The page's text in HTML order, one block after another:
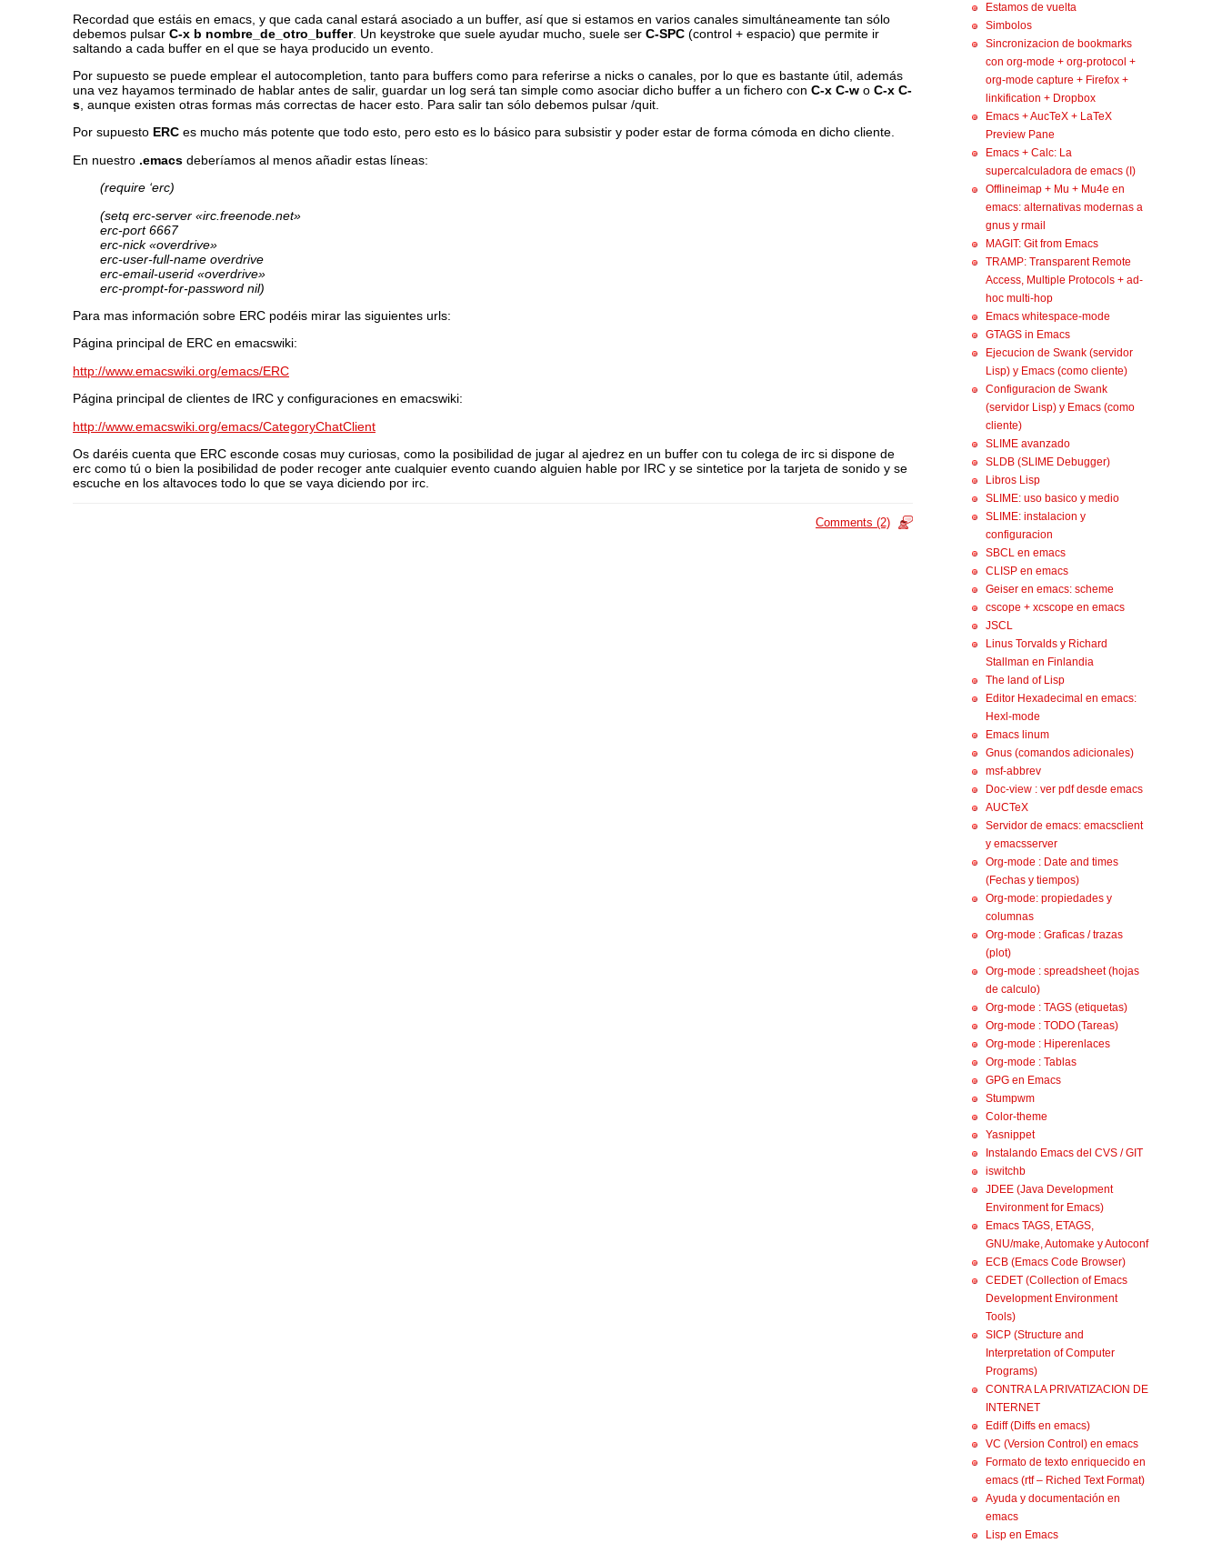
Recordad que estáis en emacs, y que cada canal estará asociado a un buffer, así que si estamos en varios canales simultáneamente tan sólo
debemos pulsar C-x b nombre_de_otro_buffer. Un keystroke que suele ayudar mucho, suele ser C-SPC (control + espacio) que permite ir
saltando a cada buffer en el que se haya producido un evento.
Por supuesto se puede emplear el autocompletion, tanto para buffers como para referirse a nicks o canales, por lo que es bastante útil, además
una vez hayamos terminado de hablar antes de salir, guardar un log será tan simple como asociar dicho buffer a un fichero con C-x C-w o C-x C-
s , aunque existen otras formas más correctas de hacer esto. Para salir tan sólo debemos pulsar /quit.
Por supuesto ERC es mucho más potente que todo esto, pero esto es lo básico para subsistir y poder estar de forma cómoda en dicho cliente.
En nuestro .emacs deberíamos al menos añadir estas líneas:
(require ‘erc)
(setq erc-server «irc.freenode.net»
erc-port 6667
erc-nick «overdrive»
erc-user-full-name overdrive
erc-email-userid «overdrive»
erc-prompt-for-password nil)
Para mas información sobre ERC podéis mirar las siguientes urls:
Página principal de ERC en emacswiki:
http://www.emacswiki.org/emacs/ERC
Página principal de clientes de IRC y configuraciones en emacswiki:
http://www.emacswiki.org/emacs/CategoryChatClient
Os daréis cuenta que ERC esconde cosas muy curiosas, como la posibilidad de jugar al ajedrez en un buffer con tu colega de irc si dispone de
erc como tú o bien la posibilidad de poder recoger ante cualquier evento cuando alguien hable por IRC y se sintetice por la tarjeta de sonido y se
escuche en los altavoces todo lo que se vaya diciendo por irc.
Comments (2)
Estamos de vuelta
Simbolos
Sincronizacion de bookmarks
con org-mode + org-protocol +
org-mode capture + Firefox +
linkification + Dropbox
Emacs + AucTeX + LaTeX
Preview Pane
Emacs + Calc: La
supercalculadora de emacs (I)
Offlineimap + Mu + Mu4e en
emacs: alternativas modernas a
gnus y rmail
MAGIT: Git from Emacs
TRAMP: Transparent Remote
Access, Multiple Protocols + ad-
hoc multi-hop
Emacs whitespace-mode
GTAGS in Emacs
Ejecucion de Swank (servidor
Lisp) y Emacs (como cliente)
Configuracion de Swank
(servidor Lisp) y Emacs (como
cliente)
SLIME avanzado
SLDB (SLIME Debugger)
Libros Lisp
SLIME: uso basico y medio
SLIME: instalacion y
configuracion
SBCL en emacs
CLISP en emacs
Geiser en emacs: scheme
cscope + xcscope en emacs
JSCL
Linus Torvalds y Richard
Stallman en Finlandia
The land of Lisp
Editor Hexadecimal en emacs:
Hexl-mode
Emacs linum
Gnus (comandos adicionales)
msf-abbrev
Doc-view : ver pdf desde emacs
AUCTeX
Servidor de emacs: emacsclient
y emacsserver
Org-mode : Date and times
(Fechas y tiempos)
Org-mode: propiedades y
columnas
Org-mode : Graficas / trazas
(plot)
Org-mode : spreadsheet (hojas
de calculo)
Org-mode : TAGS (etiquetas)
Org-mode : TODO (Tareas)
Org-mode : Hiperenlaces
Org-mode : Tablas
GPG en Emacs
Stumpwm
Color-theme
Yasnippet
Instalando Emacs del CVS / GIT
iswitchb
JDEE (Java Development
Environment for Emacs)
Emacs TAGS, ETAGS,
GNU/make, Automake y Autoconf
ECB (Emacs Code Browser)
CEDET (Collection of Emacs
Development Environment
Tools)
SICP (Structure and
Interpretation of Computer
Programs)
CONTRA LA PRIVATIZACION DE
INTERNET
Ediff (Diffs en emacs)
VC (Version Control) en emacs
Formato de texto enriquecido en
emacs (rtf – Riched Text Format)
Ayuda y documentación en
emacs
Lisp en Emacs